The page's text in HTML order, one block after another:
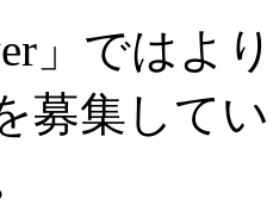
」ではよ
募集して